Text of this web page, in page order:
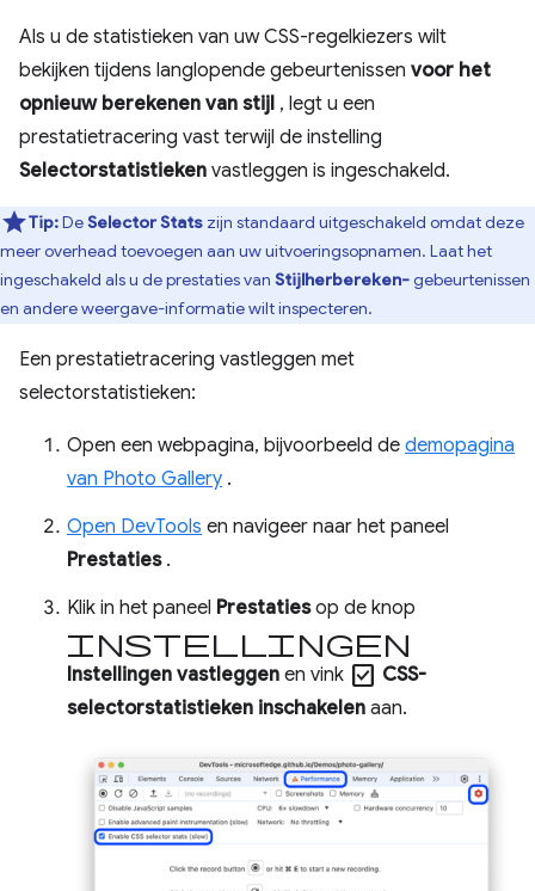
Als u de statistieken van uw CSS-regelkiezers wilt
bekijken tijdens langlopende gebeurtenissen voor het
opnieuw berekenen van stijl , legt u een
prestatietracering vast terwijl de instelling
Selectorstatistieken vastleggen is ingeschakeld.
Tip:DeSelector Stats zijn standaard uitgeschakeld omdat deze
meer overhead toevoegen aan uw uitvoeringsopnamen. Laat het
ingeschakeld als u de prestaties van Stijlherbereken-gebeurtenissen
en andere weergave-informatie wilt inspecteren.
Een prestatietracering vastleggen met
selectorstatistieken:
Open een webpagina, bijvoorbeeld de demopagina
van Photo Gallery .
Open DevTools en navigeer naar het paneel
Prestaties.
Klik in het paneel Prestatiesop de knop
instellingen
Instellingen vastleggen en vink check_box CSS-
selectorstatistieken inschakelen aan.